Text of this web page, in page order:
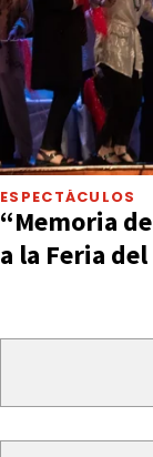
ESPECTÁCULOS
“Memoria
a la Feria